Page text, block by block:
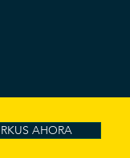
AHORA